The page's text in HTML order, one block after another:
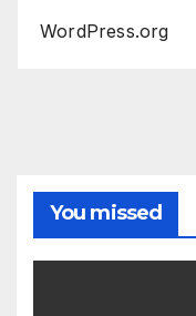
WordPress.org
You missed